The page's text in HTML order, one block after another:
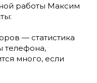
работы Максим
— статистика
телефона,
много, если